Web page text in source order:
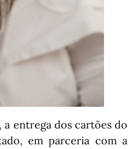
a entrega dos cartões do
em parceria com a